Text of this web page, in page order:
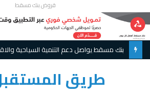
قروض بنك مسقط
طريق